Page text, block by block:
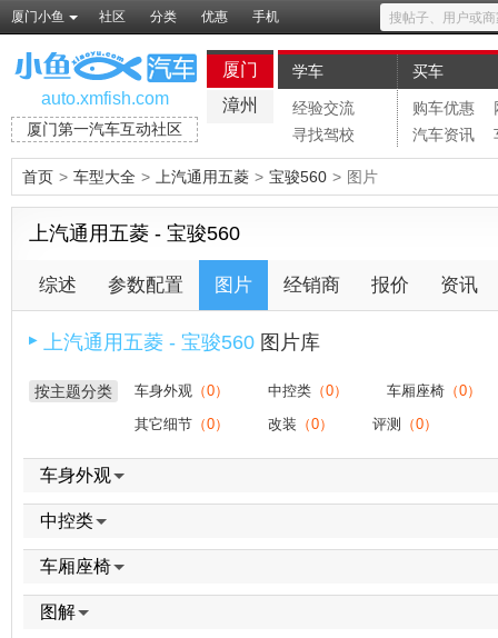
厦门小鱼 社区 分类 优惠 手机
auto.xmfish.com
厦门第一汽车互动社区
厦门
漳州
学车
经验交流
寻找驾校
买车
购车优惠
汽车资讯
首页 > 车型大全 > 上汽通用五菱 > 宝骏560 > 图片
上汽通用五菱 - 宝骏560
综述 参数配置 图片 经销商 报价 资讯
▶ 上汽通用五菱 - 宝骏560 图片库
按主题分类 车身外观 （0） 中控类 （0） 车厢座椅 （0）
其它细节 （0） 改装 （0） 评测 （0）
车身外观
中控类
车厢座椅
图解